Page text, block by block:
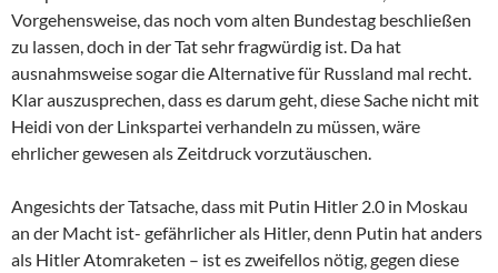
Vorgehensweise, das noch vom alten Bundestag beschließen
zu lassen, doch in der Tat sehr fragwürdig ist. Da hat
ausnahmsweise sogar die Alternative für Russland mal recht.
Klar auszusprechen, dass es darum geht, diese Sache nicht mit
Heidi von der Linkspartei verhandeln zu müssen, wäre
ehrlicher gewesen als Zeitdruck vorzutäuschen.
Angesichts der Tatsache, dass mit Putin Hitler 2.0 in Moskau
an der Macht ist- gefährlicher als Hitler, denn Putin hat anders
als Hitler Atomraketen – ist es zweifellos nötig, gegen diese